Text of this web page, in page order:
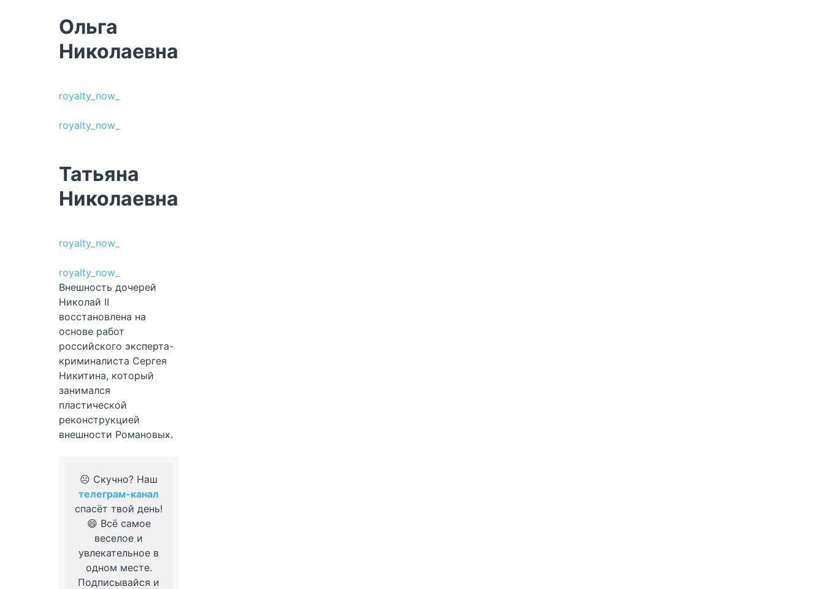
Ольга
Николаевна
royalty_now_
royalty_now_
Татьяна
Николаевна
royalty_now_
royalty_now_
Внешность дочерей
Николай II
восстановлена на
основе работ
российского эксперта-
криминалиста Сергея
Никитина, который
занимался
пластической
реконструкцией
внешности Романовых.
☹️ Скучно? Наш
телеграм-канал
спасёт твой день!
😄 Всё самое
веселое и
увлекательное в
одном месте.
Подписывайся и